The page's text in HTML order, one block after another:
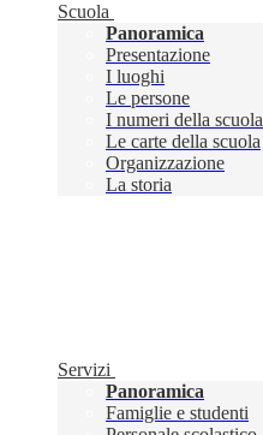
Scuola
Panoramica
Presentazione
I luoghi
Le persone
I numeri della scuola
Le carte della scuola
Organizzazione
La storia
Servizi
Panoramica
Famiglie e studenti